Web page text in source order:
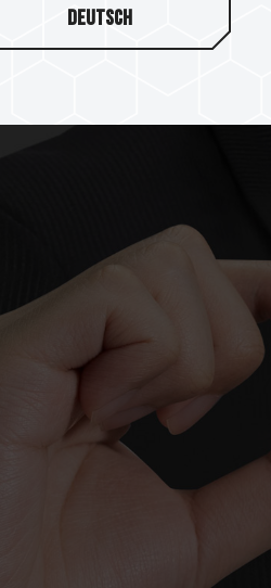
Deutsch